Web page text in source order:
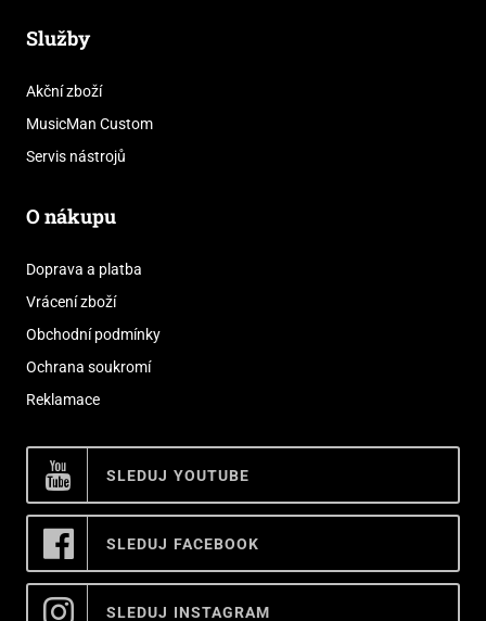
Služby
Akční zboží
MusicMan Custom
Servis nástrojů
O nákupu
Doprava a platba
Vrácení zboží
Obchodní podmínky
Ochrana soukromí
Reklamace
SLEDUJ YOUTUBE
SLEDUJ FACEBOOK
SLEDUJ INSTAGRAM